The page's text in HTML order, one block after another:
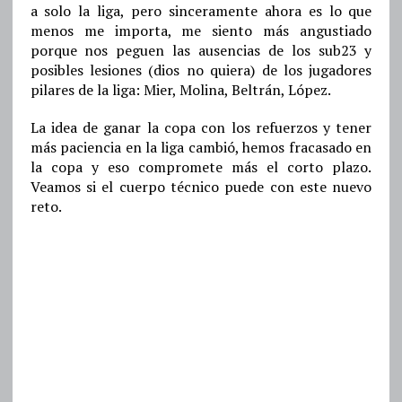
a solo la liga, pero sinceramente ahora es lo que
menos me importa, me siento más angustiado
porque nos peguen las ausencias de los sub23 y
posibles lesiones (dios no quiera) de los jugadores
pilares de la liga: Mier, Molina, Beltrán, López.
La idea de ganar la copa con los refuerzos y tener
más paciencia en la liga cambió, hemos fracasado en
la copa y eso compromete más el corto plazo.
Veamos si el cuerpo técnico puede con este nuevo
reto.